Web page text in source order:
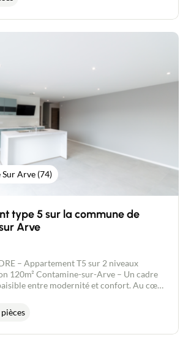
sur un balcon, d'une suite parentale avec
Arve (74)
type 5 sur la commune de
Arve
– Appartement T5 sur 2 niveaux
sur-Arve – Un cadre
entre modernité et confort. Au cœur
découvrir ce magnifique appartement
d'environ 120 m², situé au 1er étage
pièces